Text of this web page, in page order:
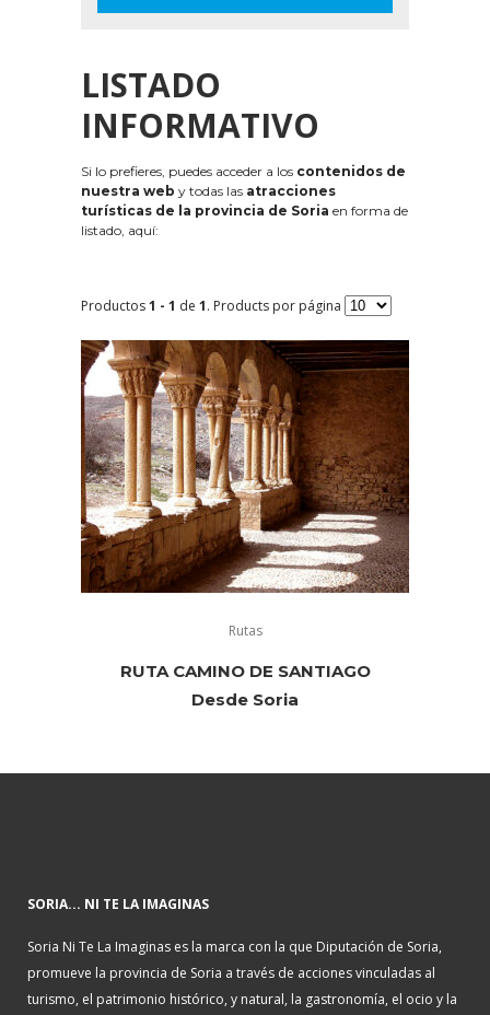
LISTADO
INFORMATIVO
Si lo prefieres, puedes acceder a los contenidos de
nuestra web y todas las atracciones
turísticas de la provincia de Soria en forma de
listado, aquí:
Productos1 - 1 de 1. Products por página
Rutas
RUTA CAMINO DE SANTIAGO
Desde Soria
SORIA... NI TE LA IMAGINAS
Soria Ni Te La Imaginas es la marca con la que Diputación de Soria,
promueve la provincia de Soria a través de acciones vinculadas al
turismo, el patrimonio histórico, y natural, la gastronomía, el ocio y la